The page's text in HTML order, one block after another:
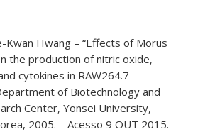
Kwan Hwang – “Effects of Morus
the production of nitric oxide,
cytokines in RAW264.7
of Biotechnology and
Center, Yonsei University,
2005. – Acesso 9 OUT 2015.